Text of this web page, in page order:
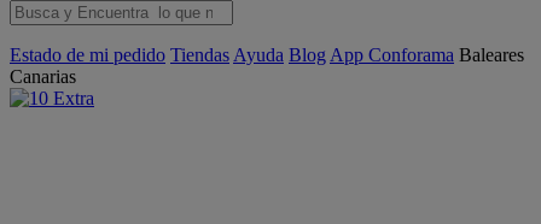
Estado de mi pedido Tiendas Ayuda Blog App Conforama Baleares
Canarias